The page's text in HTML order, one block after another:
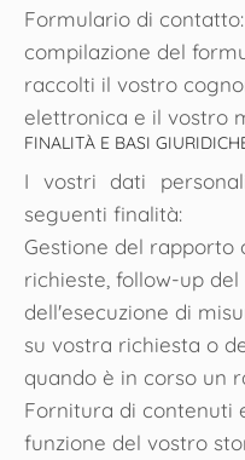
Formulario di
compilazione del
raccolti il vostro
elettronica e il vostro
FINALITÀ E BASI
I vostri dati
seguenti finalità:
Gestione del rapporto
richieste, follow-up del
dell'esecuzione di
su vostra richiesta o
quando è in corso un
Fornitura di contenuti
funzione del vostro